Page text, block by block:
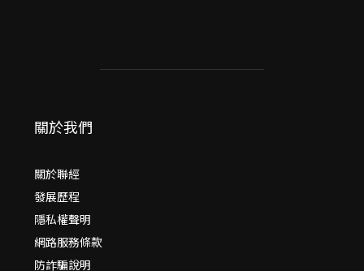
關於我們
關於聯經
發展歷程
隱私權聲明
網路服務條款
防詐騙說明